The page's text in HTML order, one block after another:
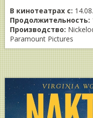
В кинотеатрах с:
Продолжительность:
Производство:
Paramount Pictures